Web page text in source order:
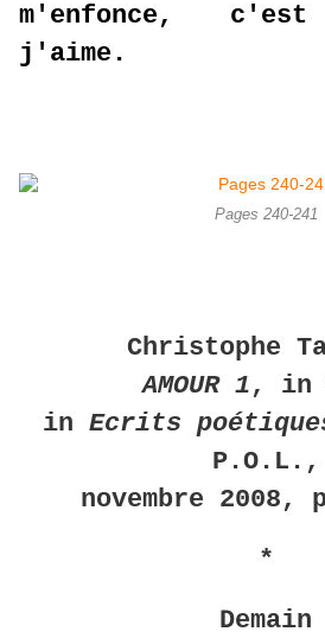
m'enfonce,
j'aime.
Pages 240-241
Christophe
AMOUR 1, in
in Ecrits
P.O.L.,
novembre 2008,
*
Demain